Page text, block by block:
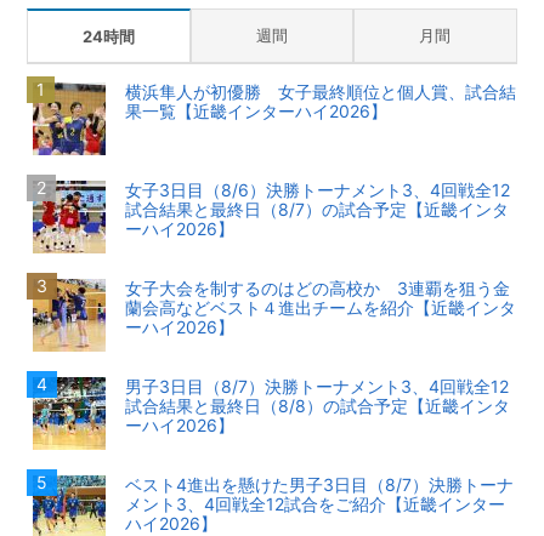
24時間 週間 月間
横浜隼人が初優勝 女子最終順位と個人賞、試合結
果一覧【近畿インターハイ2026】
女子3日目（8/6）決勝トーナメント3、4回戦全12
試合結果と最終日（8/7）の試合予定【近畿インタ
ーハイ2026】
女子大会を制するのはどの高校か 3連覇を狙う金
蘭会高などベスト４進出チームを紹介【近畿インタ
ーハイ2026】
男子3日目（8/7）決勝トーナメント3、4回戦全12
試合結果と最終日（8/8）の試合予定【近畿インタ
ーハイ2026】
ベスト4進出を懸けた男子3日目（8/7）決勝トーナ
メント3、4回戦全12試合をご紹介【近畿インター
ハイ2026】